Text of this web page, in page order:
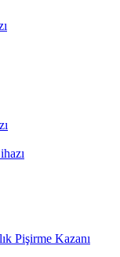
Pişirme Kazanı